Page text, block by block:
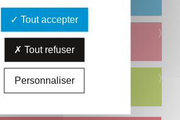
& informations
parcours thématiques
Tout accepter
Tout refuser
Personnaliser